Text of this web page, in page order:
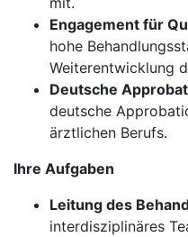
Engagement für
hohe
Weiterentwicklung
Deutsche
deutsche
ärztlichen Berufs.
Ihre Aufgaben
Leitung des
interdisziplinäres